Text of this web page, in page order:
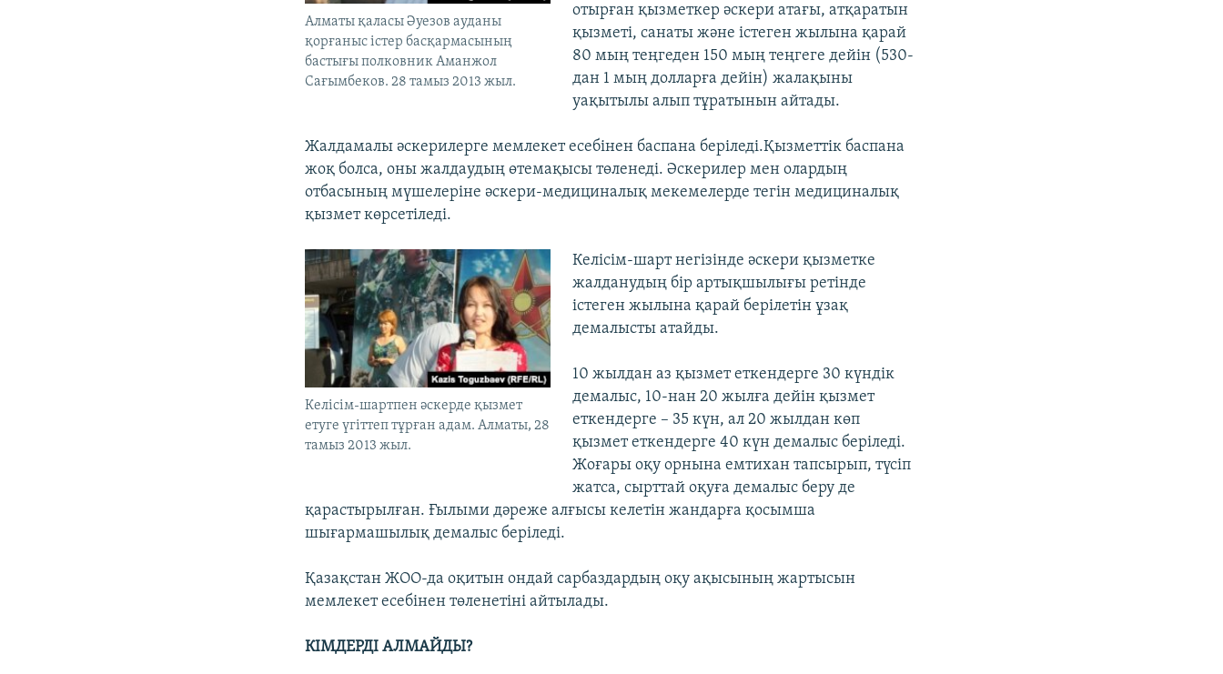
Алматы қаласы Әуезов ауданы
қорғаныс істер басқармасының
бастығы полковник Аманжол
Сағымбеков. 28 тамыз 2013 жыл.
отырған қызметкер әскери атағы, атқаратын
қызметі, санаты және істеген жылына қарай
80 мың теңгеден 150 мың теңгеге дейін (530-
дан 1 мың долларға дейін) жалақыны
уақытылы алып тұратынын айтады.
Жалдамалы әскерилерге мемлекет есебінен баспана беріледі.Қызметтік баспана
жоқ болса, оны жалдаудың өтемақысы төленеді. Әскерилер мен олардың
отбасының мүшелеріне әскери-медициналық мекемелерде тегін медициналық
қызмет көрсетіледі.
Келісім-шартпен әскерде қызмет
етуге үгіттеп тұрған адам. Алматы, 28
тамыз 2013 жыл.
Келісім-шарт негізінде әскери қызметке
жалданудың бір артықшылығы ретінде
істеген жылына қарай берілетін ұзақ
демалысты атайды.
10 жылдан аз қызмет еткендерге 30 күндік
демалыс, 10-нан 20 жылға дейін қызмет
еткендерге – 35 күн, ал 20 жылдан көп
қызмет еткендерге 40 күн демалыс беріледі.
Жоғары оқу орнына емтихан тапсырып, түсіп
жатса, сырттай оқуға демалыс беру де
қарастырылған. Ғылыми дәреже алғысы келетін жандарға қосымша
шығармашылық демалыс беріледі.
Қазақстан ЖОО-да оқитын ондай сарбаздардың оқу ақысының жартысын
мемлекет есебінен төленетіні айтылады.
КІМДЕРДІ АЛМАЙДЫ?